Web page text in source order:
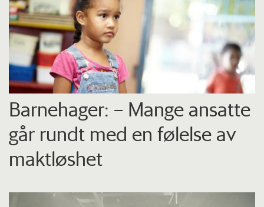
Barnehager: – Mange ansatte
går rundt med en følelse av
maktløshet